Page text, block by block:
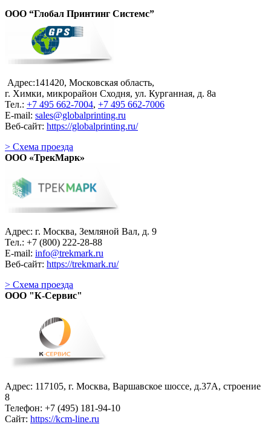
OOO “Глобал Принтинг Системс”
Адрес:141420, Московская область,
г. Химки, микрорайон Сходня, ул. Курганная, д. 8а
Тел.: +7 495 662-7004, +7 495 662-7006
E-mail: sales@globalprinting.ru
Веб-сайт: https://globalprinting.ru/
> Схема проезда
ООО «ТрекМарк»
Адрес: г. Москва, Земляной Вал, д. 9
Тел.: +7 (800) 222-28-88
E-mail: info@trekmark.ru
Веб-сайт: https://trekmark.ru/
> Схема проезда
OOO "К-Сервис"
Адрес: 117105, г. Москва, Варшавское шоссе, д.37А, строение
8
Телефон: +7 (495) 181-94-10
Сайт: https://kcm-line.ru